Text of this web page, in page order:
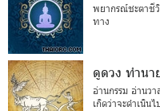
พยากรณ์ชะตาชี
ทาง
ดูดวง ทำนา
อ่านกรรม อ่านว
เกิดว่าจะดำเนินไ